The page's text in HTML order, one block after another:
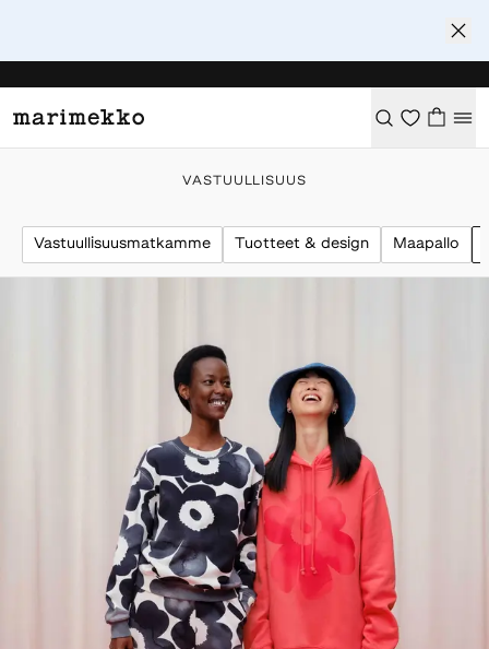
VASTUULLISUUS
Vastuullisuusmatkamme Tuotteet & design Maapallo